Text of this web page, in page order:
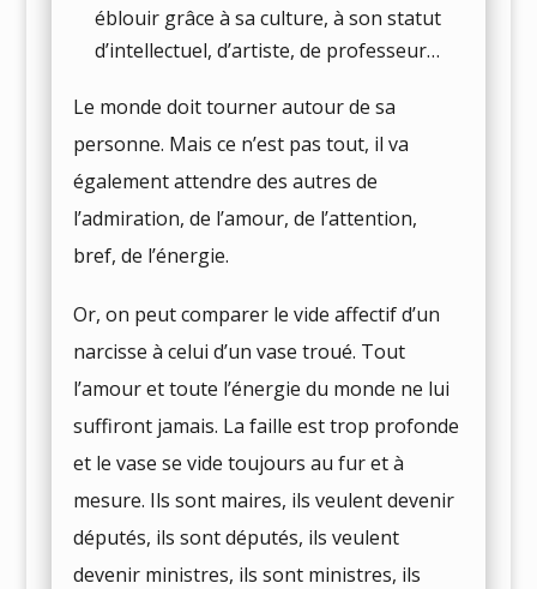
éblouir grâce à sa culture, à son statut
d’intellectuel, d’artiste, de professeur…
Le monde doit tourner autour de sa
personne. Mais ce n’est pas tout, il va
également attendre des autres de
l’admiration, de l’amour, de l’attention,
bref, de l’énergie.
Or, on peut comparer le vide affectif d’un
narcisse à celui d’un vase troué. Tout
l’amour et toute l’énergie du monde ne lui
suffiront jamais. La faille est trop profonde
et le vase se vide toujours au fur et à
mesure. Ils sont maires, ils veulent devenir
députés, ils sont députés, ils veulent
devenir ministres, ils sont ministres, ils